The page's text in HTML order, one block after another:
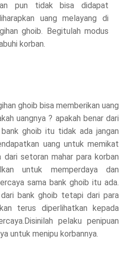
pun tidak bisa didapat
uang melayang di
ghoib. Begitulah modus
korban.
ghoib bisa memberikan uang
uangnya ? apakah benar dari
ghoib itu tidak ada jangan
uang untuk memikat
setoran mahar para korban
untuk memperdaya dan
sama bank ghoib itu ada.
bank ghoib tetapi dari para
terus diperlihatkan kepada
pelaku penipuan
untuk menipu korbannya.